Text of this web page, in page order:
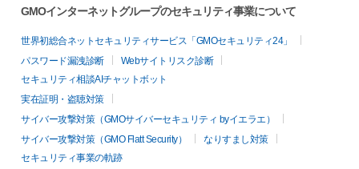
GMOインターネットグループのセキュリティ事業について
世界初総合ネットセキュリティサービス「GMOセキュリティ24」
パスワード漏洩診断
Webサイトリスク診断
セキュリティ相談AIチャットボット
実在証明・盗聴対策
サイバー攻撃対策（GMOサイバーセキュリティ byイエラエ）
サイバー攻撃対策（GMO Flatt Security）
なりすまし対策
セキュリティ事業の軌跡